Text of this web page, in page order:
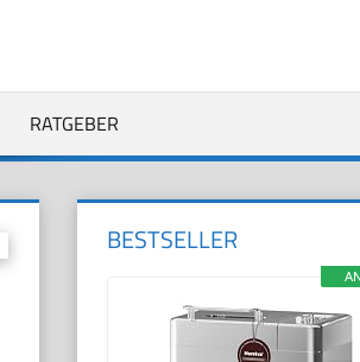
RATGEBER
BESTSELLER